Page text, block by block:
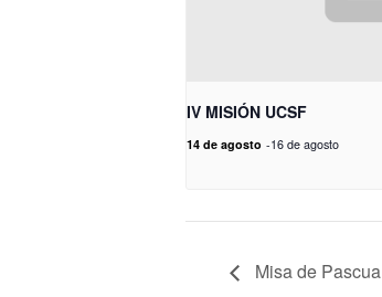
IV MISIÓN UCSF
14 de agosto -16 de agosto
Misa de Pascua